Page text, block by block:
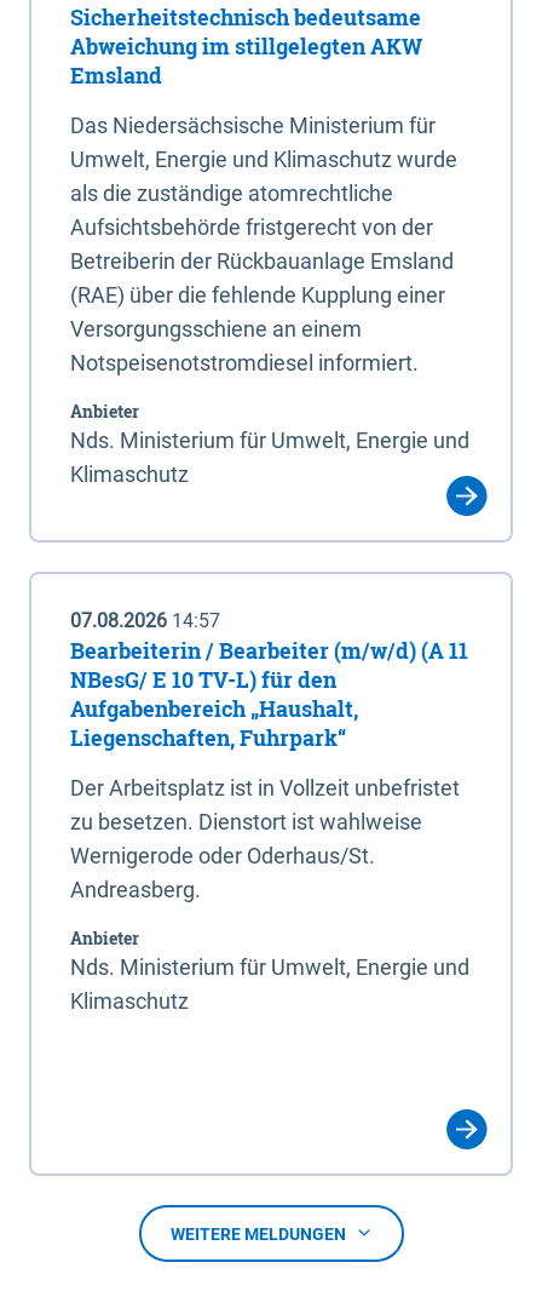
Sicherheitstechnisch bedeutsame
Abweichung im stillgelegten AKW
Emsland
Das Niedersächsische Ministerium für
Umwelt, Energie und Klimaschutz wurde
als die zuständige atomrechtliche
Aufsichtsbehörde fristgerecht von der
Betreiberin der Rückbauanlage Emsland
(RAE) über die fehlende Kupplung einer
Versorgungsschiene an einem
Notspeisenotstromdiesel informiert.
Anbieter
Nds. Ministerium für Umwelt, Energie und
Klimaschutz
07.08.2026 14:57
Bearbeiterin / Bearbeiter (m/w/d) (A 11
NBesG/ E 10 TV-L) für den
Aufgabenbereich „Haushalt,
Liegenschaften, Fuhrpark“
Der Arbeitsplatz ist in Vollzeit unbefristet
zu besetzen. Dienstort ist wahlweise
Wernigerode oder Oderhaus/St.
Andreasberg.
Anbieter
Nds. Ministerium für Umwelt, Energie und
Klimaschutz
WEITERE MELDUNGEN